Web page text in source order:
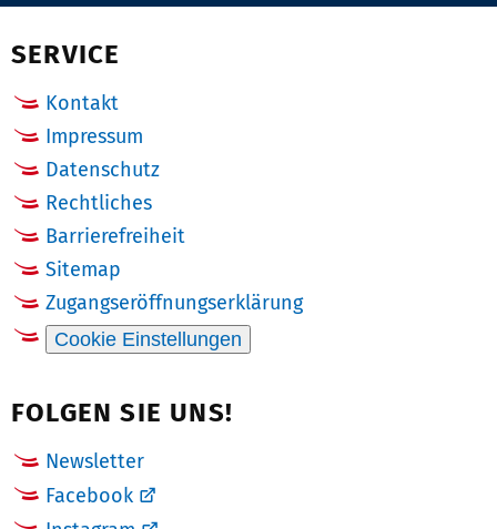
SERVICE
Kontakt
Impressum
Datenschutz
Rechtliches
Barrierefreiheit
Sitemap
Zugangseröffnungserklärung
Cookie Einstellungen
FOLGEN SIE UNS!
Newsletter
Facebook